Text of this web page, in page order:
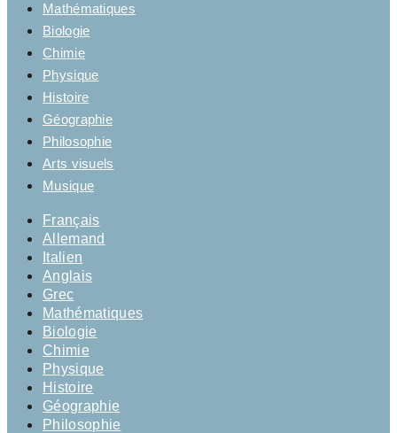
Mathématiques
Biologie
Chimie
Physique
Histoire
Géographie
Philosophie
Arts visuels
Musique
Français
Allemand
Italien
Anglais
Grec
Mathématiques
Biologie
Chimie
Physique
Histoire
Géographie
Philosophie